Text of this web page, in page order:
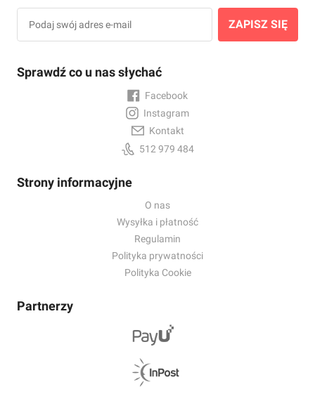
Sprawdź co u nas słychać
Facebook
Instagram
Kontakt
512 979 484
Strony informacyjne
O nas
Wysyłka i płatność
Regulamin
Polityka prywatności
Polityka Cookie
Partnerzy
ZAPISZ SIĘ